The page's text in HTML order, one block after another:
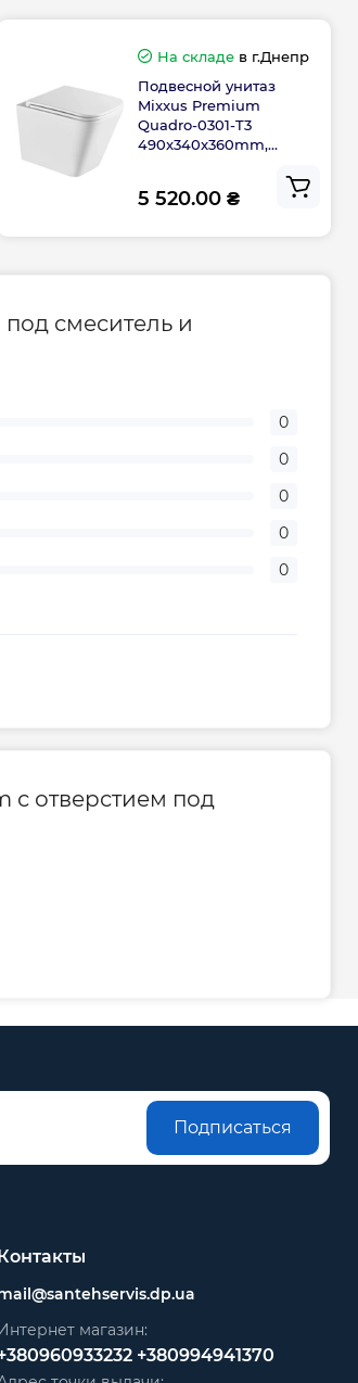
265
120
На складев г.Днепр
Подвесной унитаз
Mixxus Premium
Quadro-0301-T3
490x340x360mm,
TORNADO 3.0 (MP6453)
5 520.00 ₴
смеситель и
0
0
0
0
0
с отверстием под
Подписаться
Контакты
Интернет магазин:
+380994941370